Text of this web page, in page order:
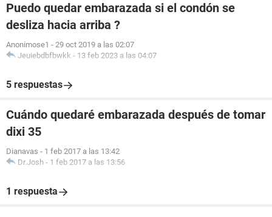
Puedo quedar embarazada si el condón se
desliza hacia arriba ?
Anonimose1 - 29 oct 2019 a las 02:07
Jeuiebdbfbwkk - 13 feb 2023 a las 04:07
5 respuestas
Cuándo quedaré embarazada después de tomar
dixi 35
Dianavas - 1 feb 2017 a las 13:42
Dr.Josh - 1 feb 2017 a las 13:56
1 respuesta